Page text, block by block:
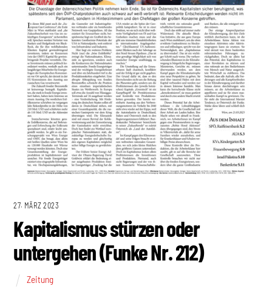
27. MÄRZ 2023
Kapitalismus stürzen oder
untergehen (Funke Nr. 212)
Zeitung